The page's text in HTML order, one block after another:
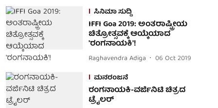
ಸಿನಿಮಾ ಸುದ್ದಿ
IFFI Goa 2019: ಅಂತರಾಷ್ಟ್ರೀಯ
ಚಿತ್ರೋತ್ಸವಕ್ಕೆ ಆಯ್ಕೆಯಾದ
'ರಂಗನಾಯಕಿ'!
Raghavendra Adiga
06 Oct 2019
ಮನರಂಜನೆ
ರಂಗನಾಯಕಿ-ವರ್ಜಿನಿಟಿ ಚಿತ್ರದ
ಟ್ರೈಲರ್